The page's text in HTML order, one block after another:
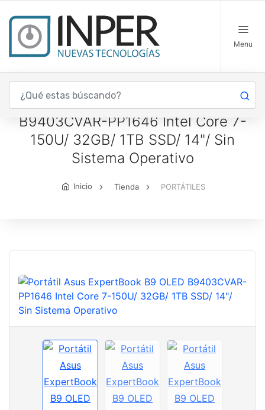
Menu
Portátil Asus ExpertBook B9 OLED
B9403CVAR-PP1646 Intel Core 7-
150U/ 32GB/ 1TB SSD/ 14"/ Sin
Sistema Operativo
Inicio Tienda PORTÁTILES